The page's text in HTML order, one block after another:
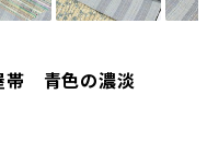
帯 青色の濃淡